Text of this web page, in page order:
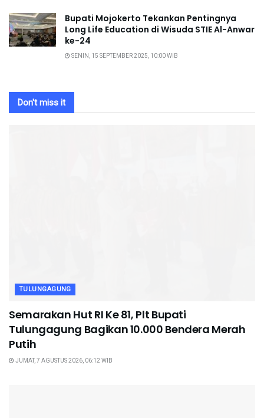
Bupati Mojokerto Tekankan Pentingnya
Long Life Education di Wisuda STIE Al-Anwar
ke-24
SENIN, 15 SEPTEMBER 2025, 10:00 WIB
Don't miss it
TULUNGAGUNG
Semarakan Hut RI Ke 81, Plt Bupati
Tulungagung Bagikan 10.000 Bendera Merah
Putih
JUMAT, 7 AGUSTUS 2026, 06:12 WIB